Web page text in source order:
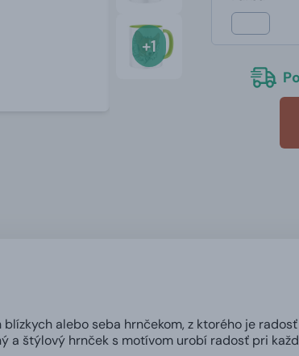
+1
blízkych alebo seba hrnčekom, z ktorého je
a štýlový hrnček s motívom urobí radosť pri